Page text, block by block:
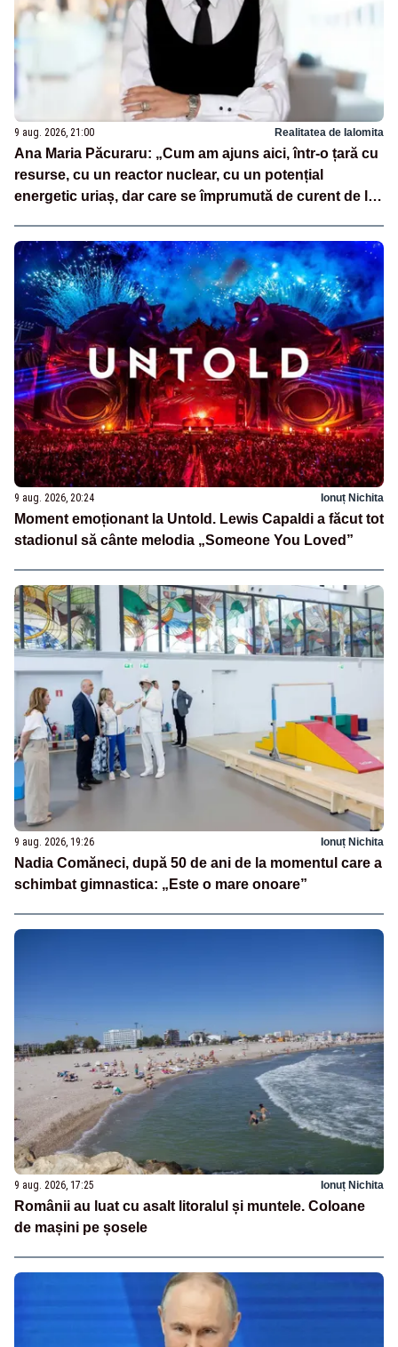
9 aug. 2026, 21:00 Realitatea de Ialomita
Ana Maria Păcuraru: „Cum am ajuns aici, într-o țară cu
resurse, cu un reactor nuclear, cu un potențial
energetic uriaș, dar care se împrumută de curent de la
9 aug. 2026, 20:24 Ionuț Nichita
Moment emoționant la Untold. Lewis Capaldi a făcut tot
stadionul să cânte melodia „Someone You Loved”
9 aug. 2026, 19:26 Ionuț Nichita
Nadia Comăneci, după 50 de ani de la momentul care a
schimbat gimnastica: „Este o mare onoare”
9 aug. 2026, 17:25 Ionuț Nichita
Românii au luat cu asalt litoralul și muntele. Coloane
de mașini pe șosele